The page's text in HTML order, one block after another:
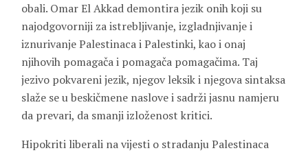
obali. Omar El Akkad demontira jezik onih koji su
najodgovorniji za istrebljivanje, izgladnjivanje i
iznurivanje Palestinaca i Palestinki, kao i onaj
njihovih pomagača i pomagača pomagačima. Taj
jezivo pokvareni jezik, njegov leksik i njegova sintaksa
slaže se u beskičmene naslove i sadrži jasnu namjeru
da prevari, da smanji izloženost kritici.
Hipokriti liberali na vijesti o stradanju Palestinaca